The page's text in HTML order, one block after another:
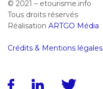
© 2021 – etourisme.info
Tous droits réservés
Réalisation ARTGO Média
Crédits & Mentions légales